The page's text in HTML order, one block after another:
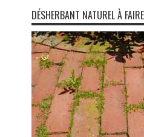
DÉSHERBANT NATUREL À